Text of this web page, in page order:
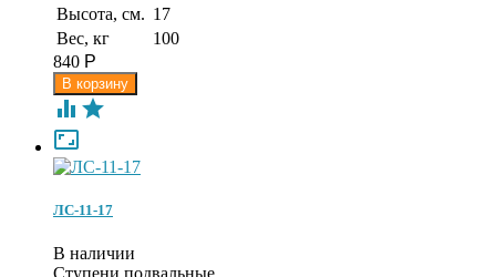
Высота, см. 17
Вес, кг
100
840 Р
 

ЛС-11-17
В наличии
Ступени подвальные